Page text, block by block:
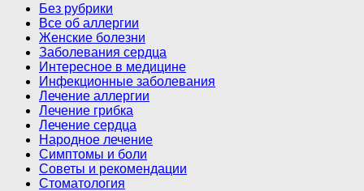
Без рубрики
Все об аллергии
Женские болезни
Заболевания сердца
Интересное в медицине
Инфекционные заболевания
Лечение аллергии
Лечение грибка
Лечение сердца
Народное лечение
Симптомы и боли
Советы и рекомендации
Стоматология